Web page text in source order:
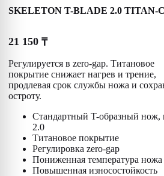
SKELETON T-BLADE 2.0 TITAN-
21 150 ₸
Регулируется в zero-gap. Титановое
покрытие снижает нагрев и трение,
продлевая срок службы ножа и
остроту.
Стандартный T-образный нож,
2.0
Титановое покрытие
Регулировка zero-gap
Пониженная температура ножа
Повышенная износостойкость